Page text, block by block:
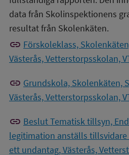
data från Skolinspektionens
resultat från Skolenkäten.
link Förskoleklass,
Västerås, Vetterstorpsskolan,
link Grundskola, Skolenkäten,
Västerås, Vetterstorpsskolan,
link Beslut Tematisk tillsyn,
legitimation anställs
ett undantag, Västerås,